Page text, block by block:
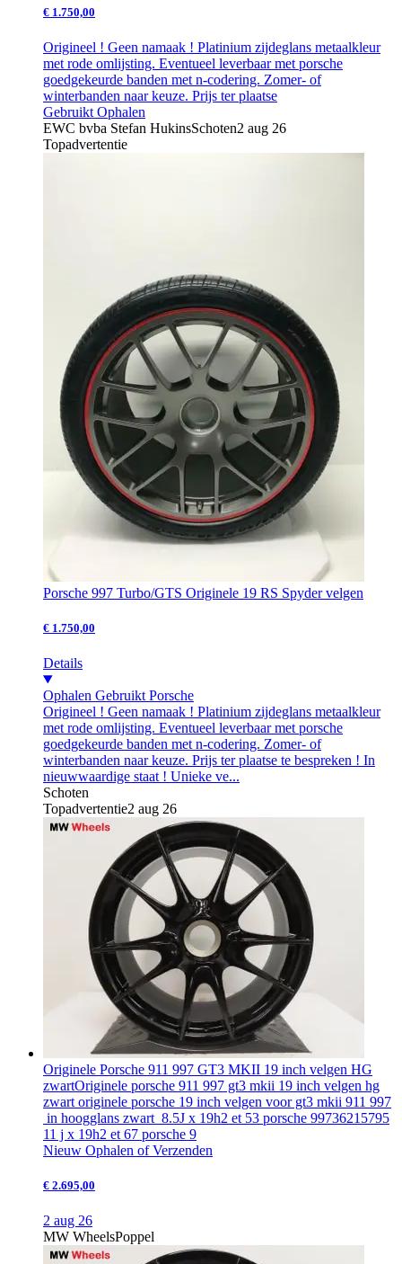
€ 1.750,00
Origineel ! Geen namaak ! Platinium zijdeglans metaalkleur
met rode omlijsting. Eventueel leverbaar met porsche
goedgekeurde banden met n-codering. Zomer- of
winterbanden naar keuze. Prijs ter plaatse
Gebruikt Ophalen
EWC bvba Stefan HukinsSchoten2 aug 26
Topadvertentie
Porsche 997 Turbo/GTS Originele 19 RS Spyder velgen
€ 1.750,00
Details
Ophalen Gebruikt Porsche
Origineel ! Geen namaak ! Platinium zijdeglans metaalkleur
met rode omlijsting. Eventueel leverbaar met porsche
goedgekeurde banden met n-codering. Zomer- of
winterbanden naar keuze. Prijs ter plaatse te bespreken ! In
nieuwwaardige staat ! Unieke ve...
Schoten
Topadvertentie2 aug 26
Originele Porsche 911 997 GT3 MKII 19 inch velgen HG
zwartOriginele porsche 911 997 gt3 mkii 19 inch velgen hg
zwart originele porsche 19 inch velgen voor gt3 mkii 911 997
in hoogglans zwart 8.5J x 19h2 et 53 porsche 99736215795
11 j x 19h2 et 67 porsche 9
Nieuw Ophalen of Verzenden
€ 2.695,00
2 aug 26
MW WheelsPoppel